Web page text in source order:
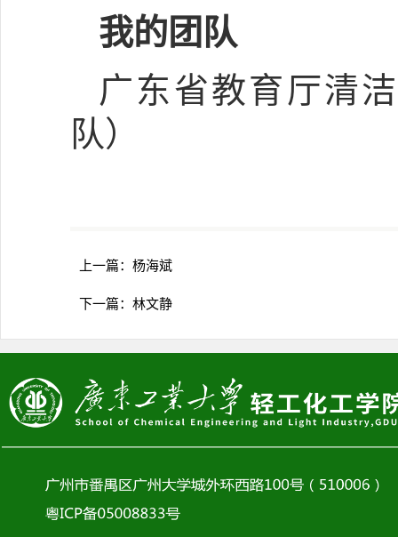
我的团队
广东省教育厅清
队）
上一篇： 杨海斌
下一篇： 林文静